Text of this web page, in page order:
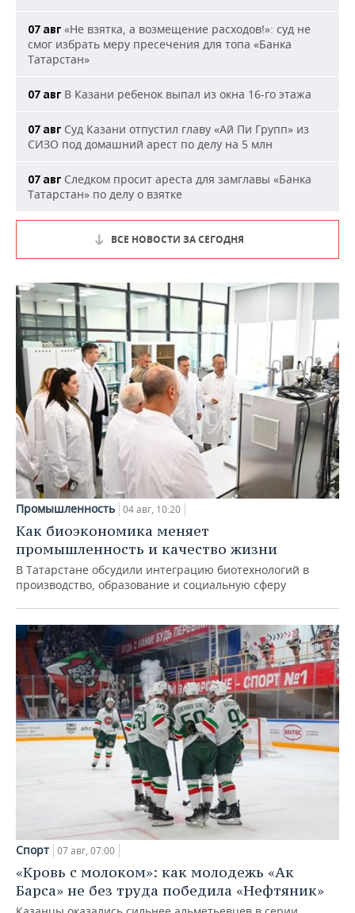
07 авг «Не взятка, а возмещение расходов!»: суд не
смог избрать меру пресечения для топа «Банка
Татарстан»
07 авг В Казани ребенок выпал из окна 16-го этажа
07 авг Суд Казани отпустил главу «Ай Пи Групп» из
СИЗО под домашний арест по делу на 5 млн
07 авг Следком просит ареста для замглавы «Банка
Татарстан» по делу о взятке
ВСЕ НОВОСТИ ЗА СЕГОДНЯ
Промышленность 04 авг, 10:20
Как биоэкономика меняет
промышленность и качество жизни
В Татарстане обсудили интеграцию биотехнологий в
производство, образование и социальную сферу
Спорт 07 авг, 07:00
«Кровь с молоком»: как молодежь «Ак
Барса» не без труда победила «Нефтяник»